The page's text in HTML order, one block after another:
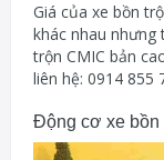
Giá của xe bồn
khác nhau nhưng
trộn CMIC bản
liên hệ: 0914 855
Động cơ xe bồn